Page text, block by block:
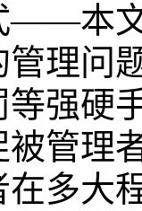
——本
理问
强硬
管理
多大